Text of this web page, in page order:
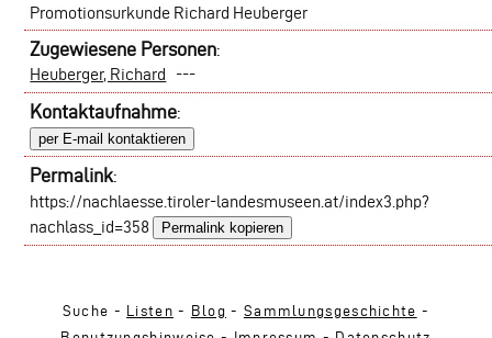
Promotionsurkunde Richard Heuberger
Zugewiesene Personen:
Heuberger, Richard ---
Kontaktaufnahme:
per E-mail kontaktieren
Permalink:
https://nachlaesse.tiroler-landesmuseen.at/index3.php?
nachlass_id=358
Permalink kopieren
Suche - Listen - Blog - Sammlungsgeschichte -